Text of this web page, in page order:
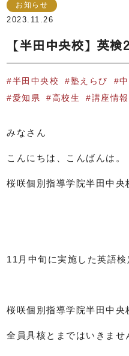
お知らせ
2023.11.26
【半田中央校】英
半田中央校 塾えらび
愛知県
高校生 講座情報
みなさん
こんにちは、こんばんは。
桜咲個別指導学院半田中央
11月中旬に実施した英語
桜咲個別指導学院半田中央
全員具核とまではいきま